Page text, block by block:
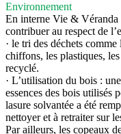
Environnement
En interne Vie & Véranda
contribuer au respect de
· le tri des déchets
chiffons, les plastiques,
recyclé.
· L’utilisation du bois :
essences des bois utilisés
lasure solvantée a été
nettoyer et à retraiter sur
Par ailleurs, les copeaux